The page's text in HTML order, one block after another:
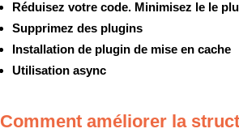
Réduisez votre code. Minimisez le le
Supprimez des plugins
Installation de plugin de mise en cache
Utilisation async
Comment améliorer la